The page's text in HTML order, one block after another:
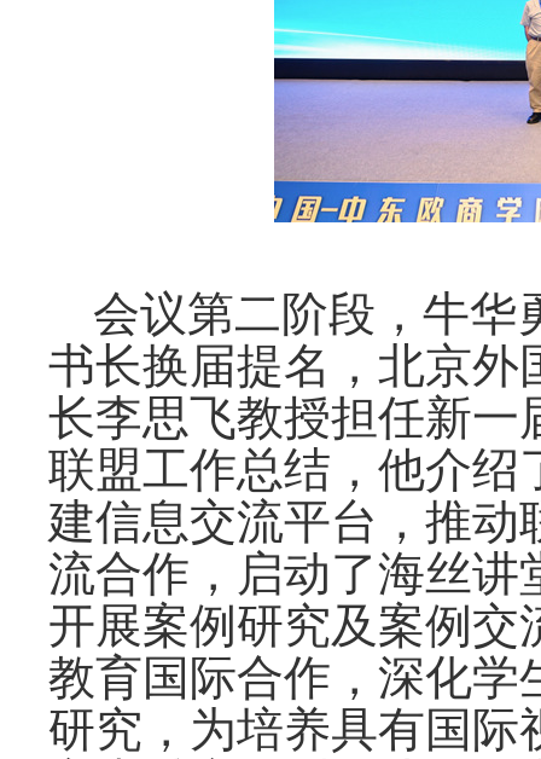
会议第二阶段，牛华
书长换届提名，北京外
长李思飞教授担任新一
联盟工作总结，他介绍
建信息交流平台，推动
流合作，启动了海丝讲
开展案例研究及案例交
教育国际合作，深化学
研究，为培养具有国际